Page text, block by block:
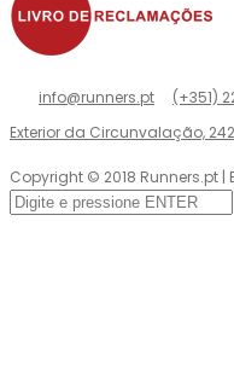
info@runners.pt (+351)
Exterior da Circunvalação,
Copyright © 2018 Runners.pt |